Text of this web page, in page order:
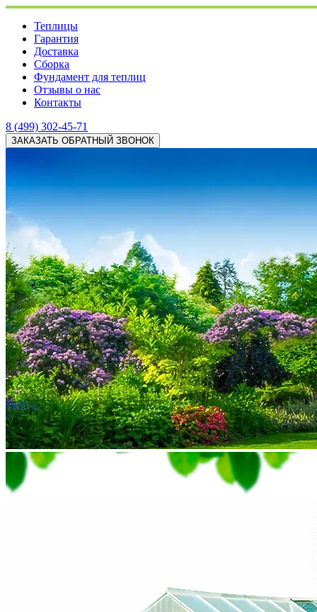
Теплицы
Гарантия
Доставка
Сборка
Фундамент для теплиц
Отзывы о нас
Контакты
8 (499) 302-45-71
ЗАКАЗАТЬ ОБРАТНЫЙ ЗВОНОК